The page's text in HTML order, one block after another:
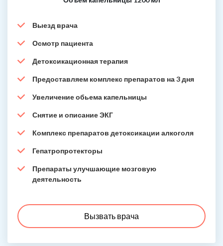
Выезд врача
Осмотр пациента
Детоксикационная терапия
Предоставляем комплекс препаратов на 3 дня
Увеличение обьема капельницы
Снятие и описание ЭКГ
Комплекс препаратов детоксикации алкоголя
Гепатропротекторы
Препараты улучшающие мозговую
деятельность
Вызвать врача